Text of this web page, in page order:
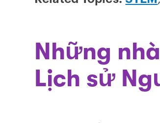
Những
Lịch sử